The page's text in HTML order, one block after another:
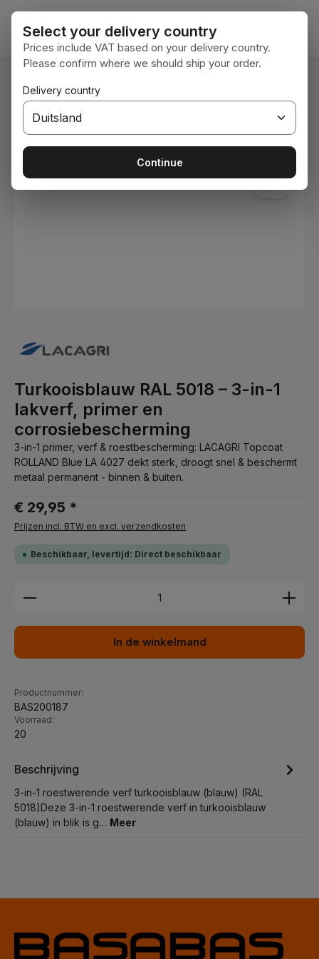
Ga naar de hoofdinhoud
U bent hier: Home
Verven en lakken
Afbeeldingengalerij overslaan
Turkooisblauw RAL 5018 – 3-in-1
lakverf, primer en
corrosiebescherming
3-in-1 primer, verf & roestbescherming: LACAGRI Topcoat
ROLLAND Blue LA 4027 dekt sterk, droogt snel & beschermt
metaal permanent - binnen & buiten.
€ 29,95 *
Prijzen incl. BTW en excl. verzendkosten
Beschikbaar, levertijd: Direct beschikbaar
Producthoeveelheid: Voer de gewenste
In de winkelmand
Productnummer:
BAS200187
Voorraad:
20
Beschrijving
3-in-1 roestwerende verf turkooisblauw (blauw) (RAL
5018)Deze 3-in-1 roestwerende verf in turkooisblauw
(blauw) in blik is g… Meer
Select your delivery country
Prices include VAT based on your delivery country.
Please confirm where we should ship your order.
Delivery country
Continue